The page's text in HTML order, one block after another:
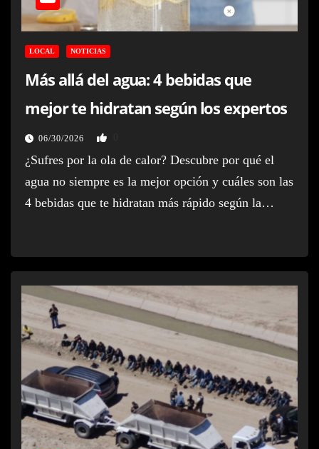
LOCAL NOTICIAS
Más allá del agua: 4 bebidas que
mejor te hidratan según los expertos
06/30/2026
¿Sufres por la ola de calor? Descubre por qué el
agua no siempre es la mejor opción y cuáles son las
4 bebidas que te hidratan más rápido según la…